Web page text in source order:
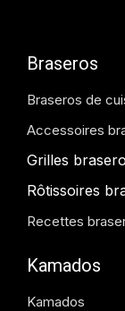
Braseros
Braseros de
Accessoires
Grilles
Rôtissoires
Recettes
Kamados
Kamados